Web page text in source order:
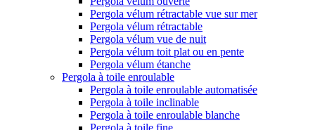
Pergola vélum rétractable vue sur mer
Pergola vélum rétractable
Pergola vélum vue de nuit
Pergola vélum toit plat ou en pente
Pergola vélum étanche
Pergola à toile enroulable
Pergola à toile enroulable automatisée
Pergola à toile inclinable
Pergola à toile enroulable blanche
Pergola à toile fine